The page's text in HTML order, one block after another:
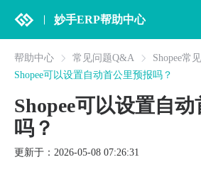
妙手ERP帮助中心
帮助中心 常见问题Q&A
Shopee常
Shopee可以设置自动首公里预报吗？
Shopee可以设置自
吗？
更新于：2026-05-08 07:26:31